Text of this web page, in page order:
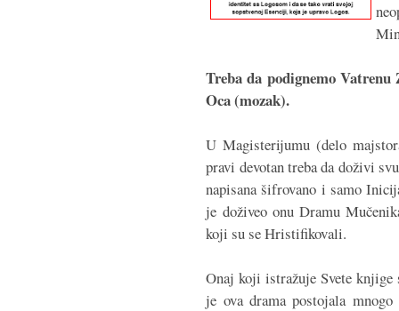
Treba da podignemo
Oca (mozak).
U Magisterijumu (delo
pravi devotan treba da doživi
napisana šifrovano i samo
je doživeo onu Dramu
koji su se Hristifikovali.
Onaj koji istražuje Svete
je ova drama postojala